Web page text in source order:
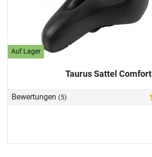
Auf Lager
Taurus Sattel Comfort
Bewertungen (5)